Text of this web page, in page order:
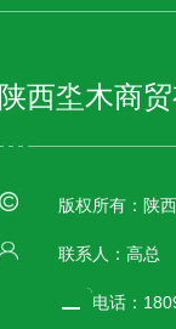
陕西坔木商
版权所有：陕
联系人：高总
联系电话：